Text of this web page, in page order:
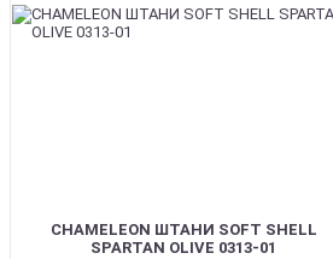
CHAMELEON ШТАНИ SOFT SHELL
SPARTAN OLIVE 0313-01